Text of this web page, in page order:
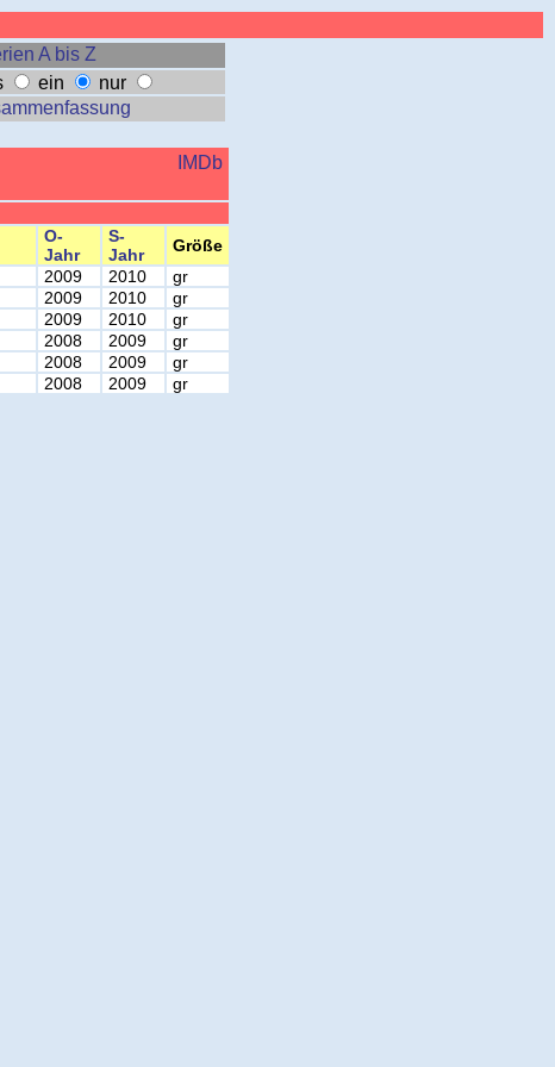
A bis Z
ein
nur
IMDb
O-
Jahr
S-
Jahr
Größe
2009 2010
gr
2009 2010
gr
2009 2010
gr
2008 2009
gr
2008 2009
gr
2008 2009 gr